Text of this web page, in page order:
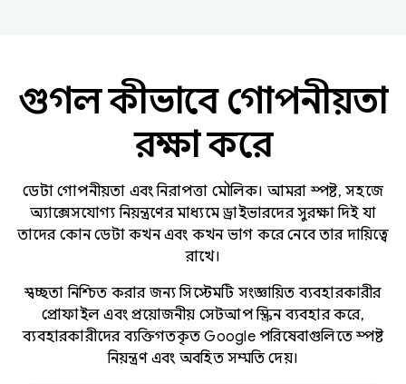
গুগল কীভাবে গোপনীয়তা
রক্ষা করে
ডেটা গোপনীয়তা এবং নিরাপত্তা মৌলিক। আমরা স্পষ্ট, সহজে
অ্যাক্সেসযোগ্য নিয়ন্ত্রণের মাধ্যমে ড্রাইভারদের সুরক্ষা দিই যা
তাদের কোন ডেটা কখন এবং কখন ভাগ করে নেবে তার দায়িত্বে
রাখে।
স্বচ্ছতা নিশ্চিত করার জন্য সিস্টেমটি সংজ্ঞায়িত ব্যবহারকারীর
প্রোফাইল এবং প্রয়োজনীয় সেটআপ স্ক্রিন ব্যবহার করে,
ব্যবহারকারীদের ব্যক্তিগতকৃত Google পরিষেবাগুলিতে স্পষ্ট
নিয়ন্ত্রণ এবং অবহিত সম্মতি দেয়।